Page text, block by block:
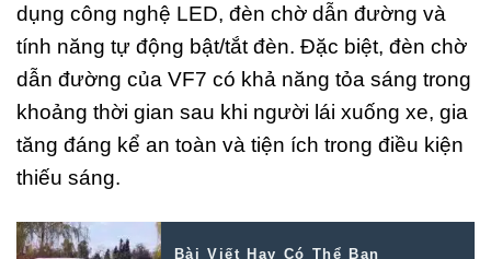
dụng công nghệ LED, đèn chờ dẫn đường và
tính năng tự động bật/tắt đèn. Đặc biệt, đèn chờ
dẫn đường của VF7 có khả năng tỏa sáng trong
khoảng thời gian sau khi người lái xuống xe, gia
tăng đáng kể an toàn và tiện ích trong điều kiện
thiếu sáng.
Bài Viết Hay Có Thể Bạn